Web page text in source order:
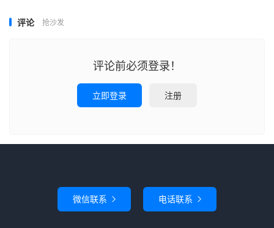
评论 抢沙发
评论前必须登录！
立即登录 注册
微信联系  电话联系 